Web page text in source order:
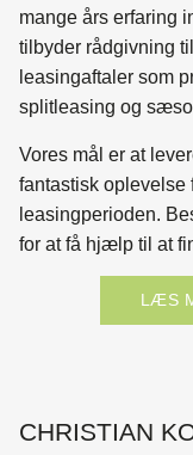
mange års erfaring
tilbyder rådgivning
leasingaftaler som
splitleasing og
Vores mål er at
fantastisk oplevelse
leasingperioden.
for at få hjælp til at
LÆS
CHRISTIAN